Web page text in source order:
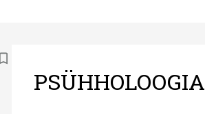
PSÜHHOLOOGIA